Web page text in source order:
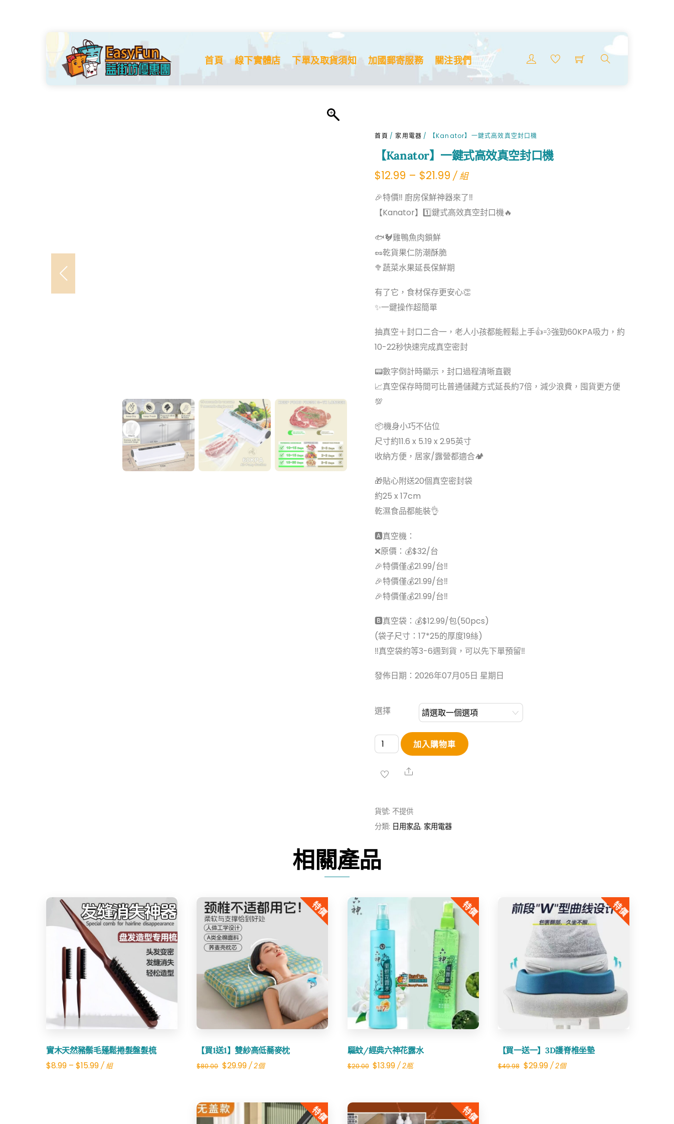
Menu
索
首頁 線下實體店 下單及取貨須知 加國郵寄服務 關注我們
首頁 / 家用電器 / 【Kanator】一鍵式高效真空封口機
【Kanator】一鍵式高效真空封口機
$12.99 – $21.99 / 組
🎉特價‼ 廚房保鮮神器來了‼️
【Kanator】1️⃣鍵式高效真空封口機🔥
🐟🐓雞鴨魚肉鎖鮮
🥜乾貨果仁防潮酥脆
🥦蔬菜水果延長保鮮期
有了它，食材保存更安心👏
✨一鍵操作超簡單
抽真空＋封口二合一，老人小孩都能輕鬆上手👍💨強勁60KPA吸力，約
10-22秒快速完成真空密封
📟數字倒計時顯示，封口過程清晰直觀
📈真空保存時間可比普通儲藏方式延長約7倍，減少浪費，囤貨更方便
💯
📦機身小巧不佔位
尺寸約11.6 x 5.19 x 2.95英寸
收納方便，居家/露營都適合🏕️
🎁貼心附送20個真空密封袋
約25 x 17cm
乾濕食品都能裝👌
🅰️真空機：
❌原價：💰$32/台
🎉特價僅💰21.99/台‼️
🎉特價僅💰21.99/台‼️
🎉特價僅💰21.99/台‼️
🅱️真空袋：💰$12.99/包(50pcs)
(袋子尺寸：17*25的厚度19絲)
‼真空袋約等3-6週到貨，可以先下單預留‼
發佈日期：2026年07月05日 星期日
選擇
【Kanator】
一
鍵
效
真
空
封
數
量
加入購物車
Share
貨號: 不提供
分類: 日用家品, 家用電器
相關產品
實木天然豬鬃毛蓬鬆捲髮盤髮梳
$8.99 –$15.99 / 組
Share
特價
【買1送1】雙紗高低蕎麥枕
$80.00 Original
$80.00.
$29.99Current
$29.99.
/ 2個
Share
特價
驅蚊/經典六神花露水
$20.00 Original
$20.00.
$13.99Current
$13.99.
/ 2瓶
Share
特價
【買一送一】3D護脊椎坐墊
$49.98 Original
$29.99Current
/ 2個
Share
特價 特價